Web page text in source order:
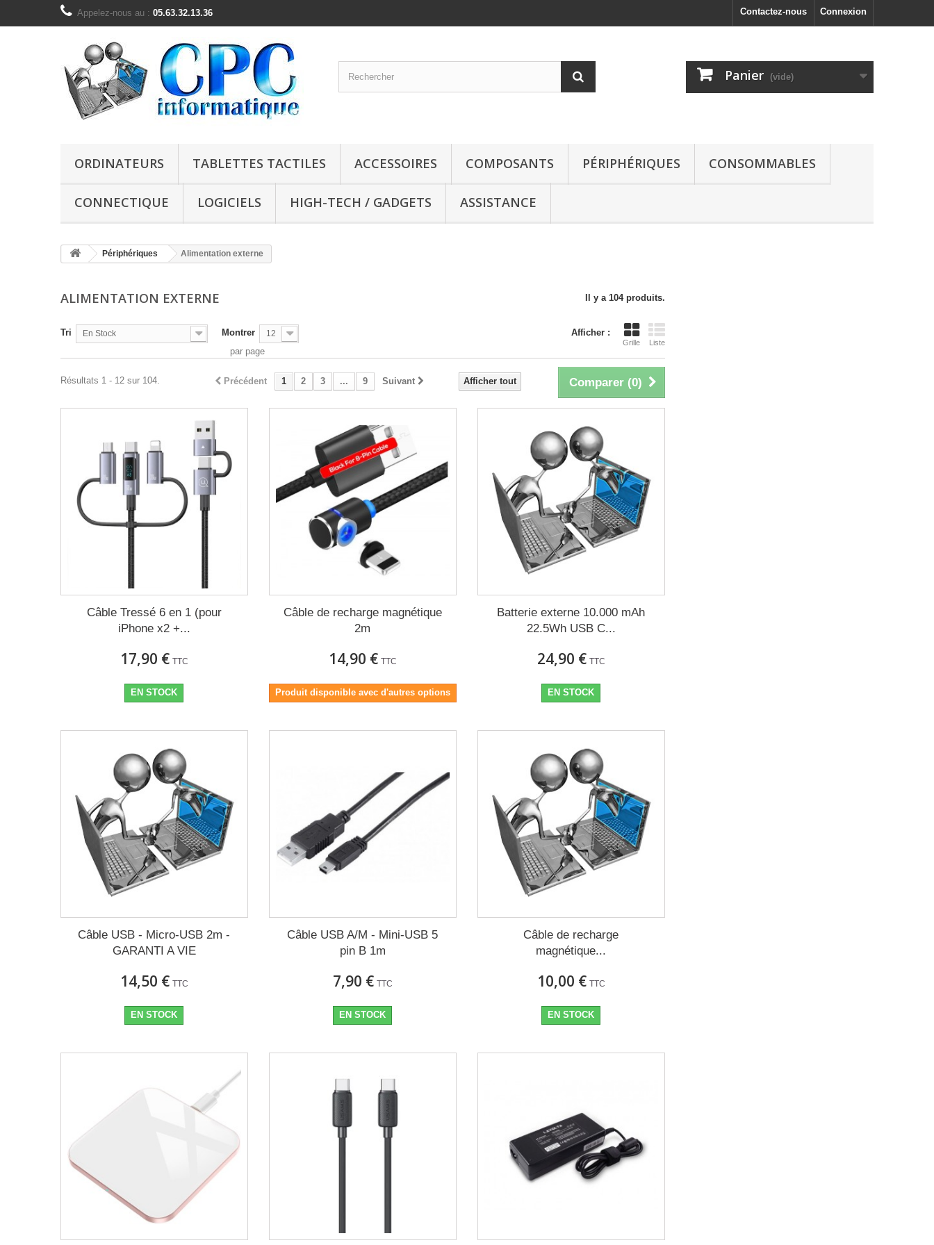
Connexion
Contactez-nous
Appelez-nous au : 05.63.32.13.36
Panier (vide)
ORDINATEURS TABLETTES TACTILES ACCESSOIRES COMPOSANTS PÉRIPHÉRIQUES CONSOMMABLES
CONNECTIQUE LOGICIELS HIGH-TECH / GADGETS ASSISTANCE
Périphériques Alimentation externe
ALIMENTATION EXTERNE Il y a 104 produits.
Afficher :
Grille Liste
Tri En Stock Montrer 12
par page
Comparer (0)
Afficher tout
Précédent 1 2 3 ... 9 Suivant
Résultats 1 - 12 sur 104.
Câble Tressé 6 en 1 (pour
iPhone x2 +...
17,90 € TTC
EN STOCK
Câble de recharge magnétique
2m
14,90 € TTC
Produit disponible avec d'autres options
Batterie externe 10.000 mAh
22.5Wh USB C...
24,90 € TTC
EN STOCK
Câble USB - Micro-USB 2m -
GARANTI A VIE
14,50 € TTC
EN STOCK
Câble USB A/M - Mini-USB 5
pin B 1m
7,90 € TTC
EN STOCK
Câble de recharge
magnétique...
10,00 € TTC
EN STOCK